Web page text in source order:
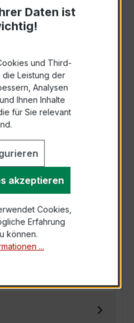
schriftlich
hinzufügen
telefonisch
exportieren
Stromwandler
ist ein
Daten ist
und Third-
die Leistung der
Analysen
Ihnen Inhalte
für Sie relevant
akzeptieren
Cookies,
Erfahrung
können.
...